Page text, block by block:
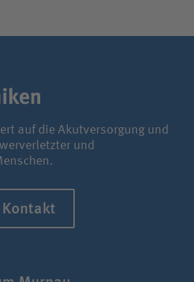
auf die Akutversorgung und
und